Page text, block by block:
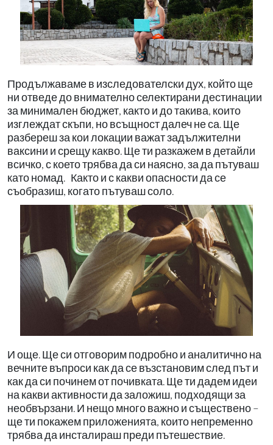
Продължаваме в изследователски дух, който ще
ни отведе до внимателно селектирани дестинации
за минимален бюджет, както и до такива, които
изглеждат скъпи, но всъщност далеч не са. Ще
разбереш за кои локации важат задължителни
ваксини и срещу какво. Ще ти разкажем в детайли
всичко, с което трябва да си наясно, за да пътуваш
като номад. Както и с какви опасности да се
съобразиш, когато пътуваш соло.
И още. Ще си отговорим подробно и аналитично на
вечните въпроси как да се възстановим след път и
как да си починем от почивката. Ще ти дадем идеи
на какви активности да заложиш, подходящи за
необвързани. И нещо много важно и съществено –
ще ти покажем приложенията, които непременно
трябва да инсталираш преди пътешествие.